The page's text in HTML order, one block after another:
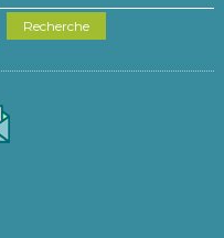
Recherche